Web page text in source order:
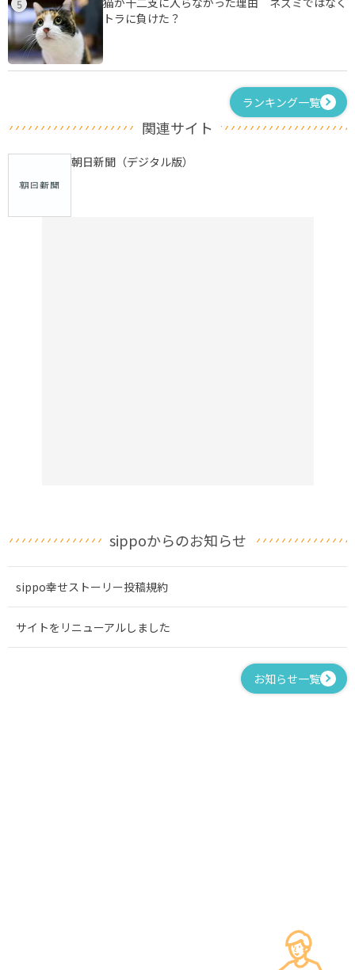
5
トラに負けた？
ランキング一覧
関連サイト
朝日新聞（デジタル版）
sippoからのお知らせ
sippo幸せストーリー投稿規約
サイトをリニューアルしました
お知らせ一覧